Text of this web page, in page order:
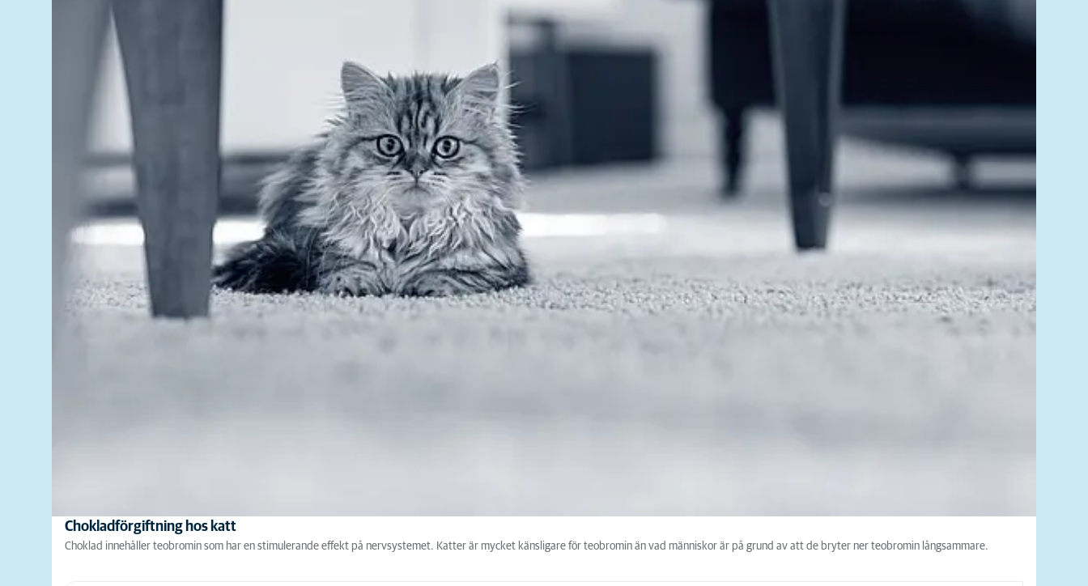
Chokladförgiftning hos katt
Choklad innehåller teobromin som har en stimulerande effekt på nervsystemet. Katter är mycket känsligare för teobromin än vad människor är på grund av att de bryter ner teobromin långsammare.